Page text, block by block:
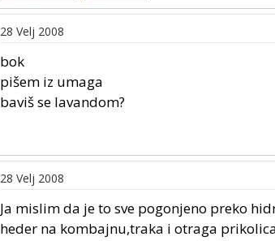
28 Velj 2008
bok
pišem iz umaga
baviš se lavandom?
28 Velj 2008
Ja mislim da je to sve pogonjeno preko
heder na kombajnu,traka i otraga